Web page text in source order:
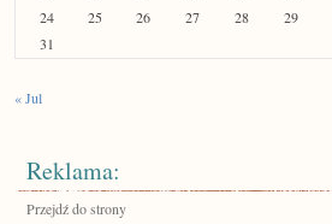
24
25 26 27 28 29
31
« Jul
Reklama:
Przejdź do strony